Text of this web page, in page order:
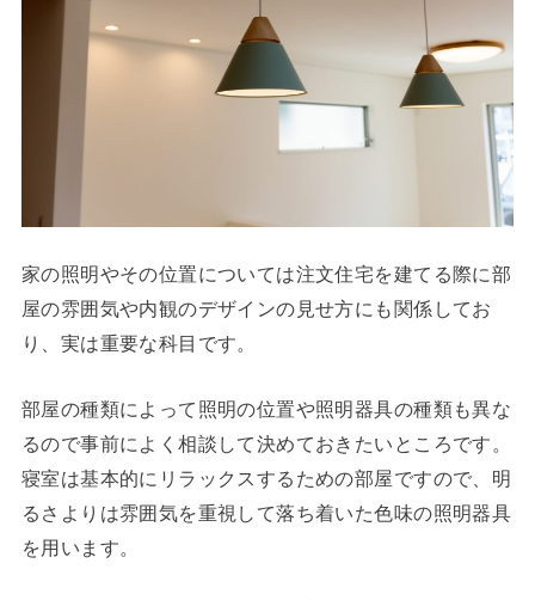
家の照明やその位置については注文住宅を建てる際に部
屋の雰囲気や内観のデザインの見せ方にも関係してお
り、実は重要な科目です。
部屋の種類によって照明の位置や照明器具の種類も異な
るので事前によく相談して決めておきたいところです。
寝室は基本的にリラックスするための部屋ですので、明
るさよりは雰囲気を重視して落ち着いた色味の照明器具
を用います。